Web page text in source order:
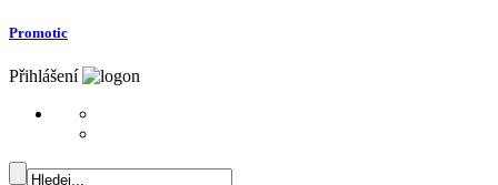
Promotic
Přihlášení